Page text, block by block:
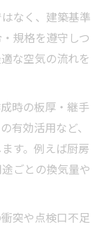
なく、建築基準
規格を遵守しつ
な空気の流れを
時の板厚・継手
有効活用など、
す。例えば厨房
ごとの換気量や
突や点検口不足